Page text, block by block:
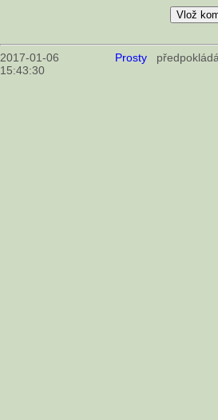
2017-01-06
15:43:30
Prosty